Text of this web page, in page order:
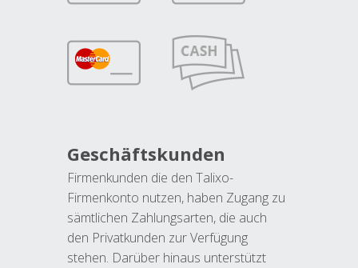
Geschäftskunden
Firmenkunden die den Talixo-
Firmenkonto nutzen, haben Zugang zu
sämtlichen Zahlungsarten, die auch
den Privatkunden zur Verfügung
stehen. Darüber hinaus unterstützt